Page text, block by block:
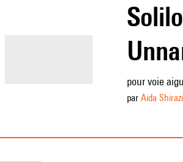
pour voie
par Aida Shirazi